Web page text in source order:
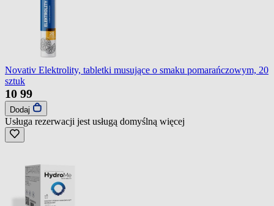
Novativ Elektrolity, tabletki musujące o smaku pomarańczowym, 20
sztuk
10 99
Dodaj
Usługa rezerwacji jest usługą domyślną więcej